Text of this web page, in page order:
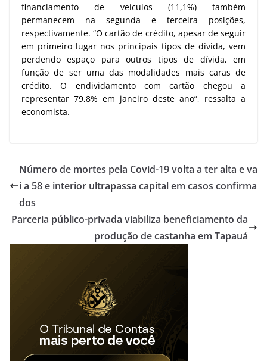
financiamento de veículos (11,1%) também
permanecem na segunda e terceira posições,
respectivamente. “O cartão de crédito, apesar de seguir
em primeiro lugar nos principais tipos de dívida, vem
perdendo espaço para outros tipos de dívida, em
função de ser uma das modalidades mais caras de
crédito. O endividamento com cartão chegou a
representar 79,8% em janeiro deste ano”, ressalta a
economista.
Número de mortes pela Covid-19 volta a ter alta e va
i a 58 e interior ultrapassa capital em casos confirma
dos
Parceria público-privada viabiliza beneficiamento da
produção de castanha em Tapauá